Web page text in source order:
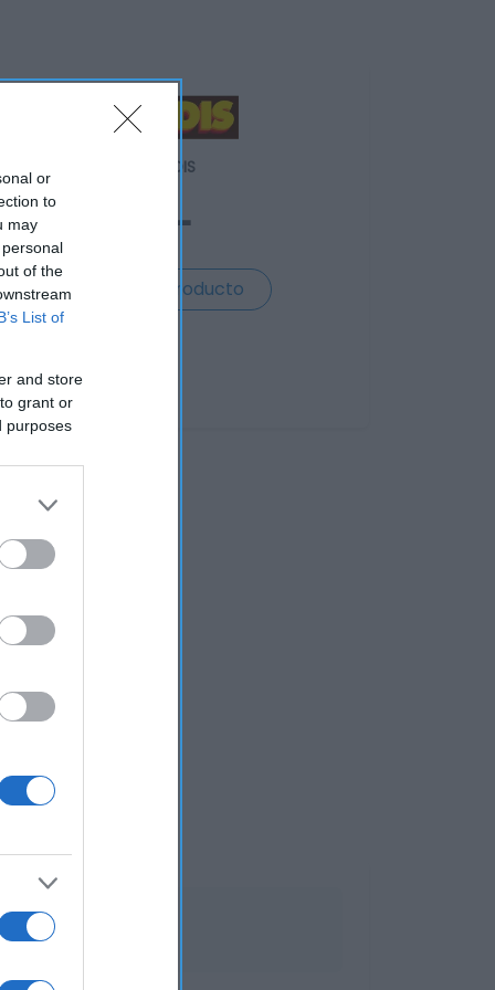
or
to
may
of the
List of
and store
grant or
purposes
GADIS
—
Ver producto